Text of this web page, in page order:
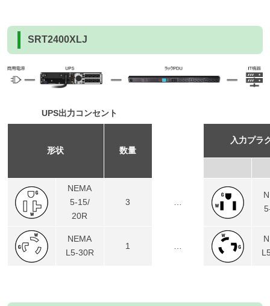
SRT2400XLJ
UPS出力コンセント
形状 数量
入力プラ
NEMA
5-15/
20R
3
NEMA
L5-30R
1